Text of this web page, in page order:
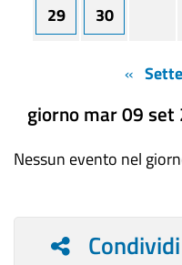
29 30
«
giorno mar 09 set
Nessun evento nel
Condividi